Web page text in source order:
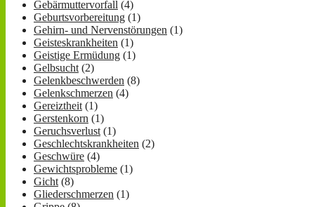
Gebärmuttervorfall (4)
Geburtsvorbereitung (1)
Gehirn- und Nervenstörungen (1)
Geisteskrankheiten (1)
Geistige Ermüdung (1)
Gelbsucht (2)
Gelenkbeschwerden (8)
Gelenkschmerzen (4)
Gereiztheit (1)
Gerstenkorn (1)
Geruchsverlust (1)
Geschlechtskrankheiten (2)
Geschwüre (4)
Gewichtsprobleme (1)
Gicht (8)
Gliederschmerzen (1)